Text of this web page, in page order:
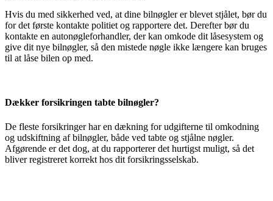
Hvis du med sikkerhed ved, at dine bilnøgler er blevet stjålet, bør du
for det første kontakte politiet og rapportere det. Derefter bør du
kontakte en autonøgleforhandler, der kan omkode dit låsesystem og
give dit nye bilnøgler, så den mistede nøgle ikke længere kan bruges
til at låse bilen op med.
Dækker forsikringen tabte bilnøgler?
De fleste forsikringer har en dækning for udgifterne til omkodning
og udskiftning af bilnøgler, både ved tabte og stjålne nøgler.
Afgørende er det dog, at du rapporterer det hurtigst muligt, så det
bliver registreret korrekt hos dit forsikringsselskab.